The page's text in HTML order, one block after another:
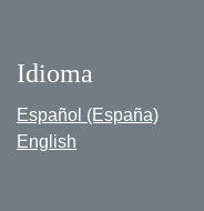
Idioma
Español (España)
English